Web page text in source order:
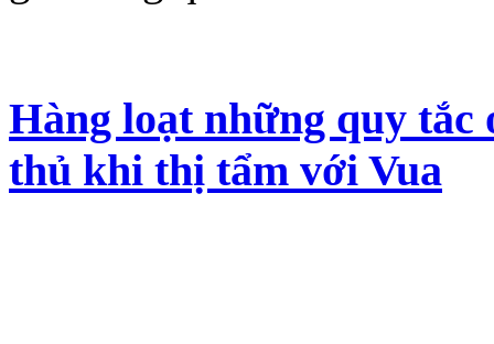
Hàng loạt những quy tắc
thủ khi thị tẩm với Vua